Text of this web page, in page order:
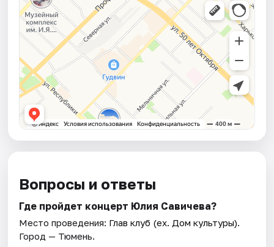
Вопросы и ответы
Где пройдет концерт Юлия Савичева?
Место проведения: Глав клуб (ex. Дом культуры).
Город — Тюмень.